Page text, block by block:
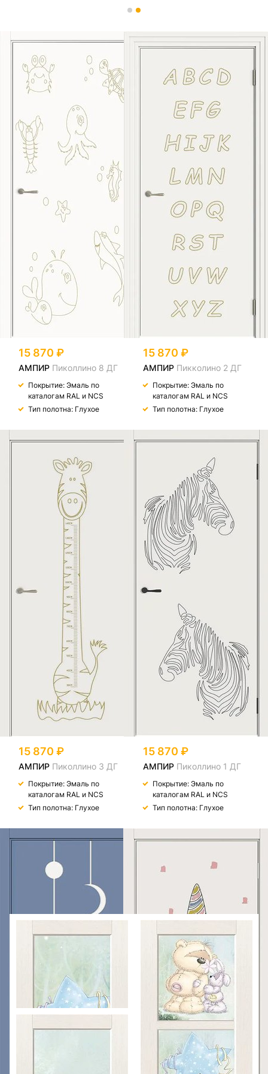
15 870
АМПИР Пиколлино 8 ДГ
Покрытие: Эмаль по
каталогам RAL и NCS
Тип полотна: Глухое
15 870
АМПИР Пикколино 2 ДГ
Покрытие: Эмаль по
каталогам RAL и NCS
Тип полотна: Глухое
15 870
АМПИР Пиколлино 3 ДГ
Покрытие: Эмаль по
каталогам RAL и NCS
Тип полотна: Глухое
15 870
АМПИР Пиколлино 1 ДГ
Покрытие: Эмаль по
каталогам RAL и NCS
Тип полотна: Глухое